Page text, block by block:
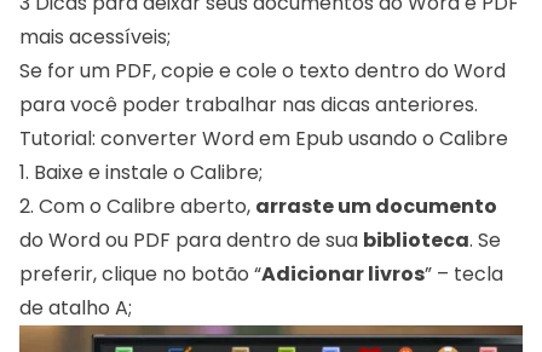
mais acessíveis;
Se for um PDF, copie e cole o texto dentro do Word
para você poder trabalhar nas dicas anteriores.
Tutorial: converter Word em Epub usando o Calibre
1. Baixe e instale o Calibre;
2. Com o Calibre aberto, arraste um documento
do Word ou PDF para dentro de sua biblioteca. Se
preferir, clique no botão “Adicionar livros” – tecla
de atalho A;